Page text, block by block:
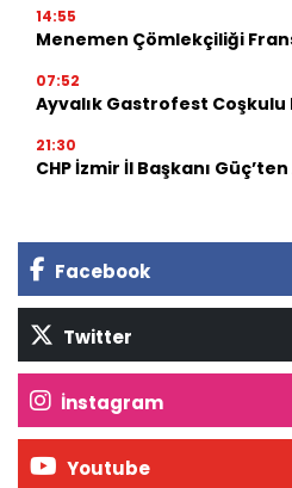
14:55
Menemen Çömlekçiliği
07:52
Ayvalık Gastrofest Coşkulu
21:30
CHP İzmir İl Başkanı
Facebook
Twitter
İnstagram
Youtube